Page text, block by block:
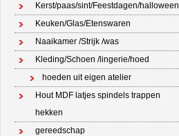
Kerst/paas/sint/Feestdagen/halloween
Keuken/Glas/Etenswaren
Naaikamer /Strijk /was
Kleding/Schoen /lingerie/hoed
hoeden uit eigen atelier
Hout MDF latjes spindels trappen
hekken
gereedschap